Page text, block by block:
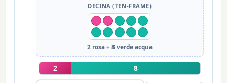
DECINA (TEN-FRAME)
2 rosa + 8 verde acqua
2 8